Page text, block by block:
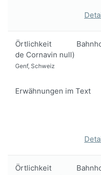
Örtlichkeit
de Cornavin null)
Genf, Schweiz
Erwähnungen im Text
Örtlichkeit